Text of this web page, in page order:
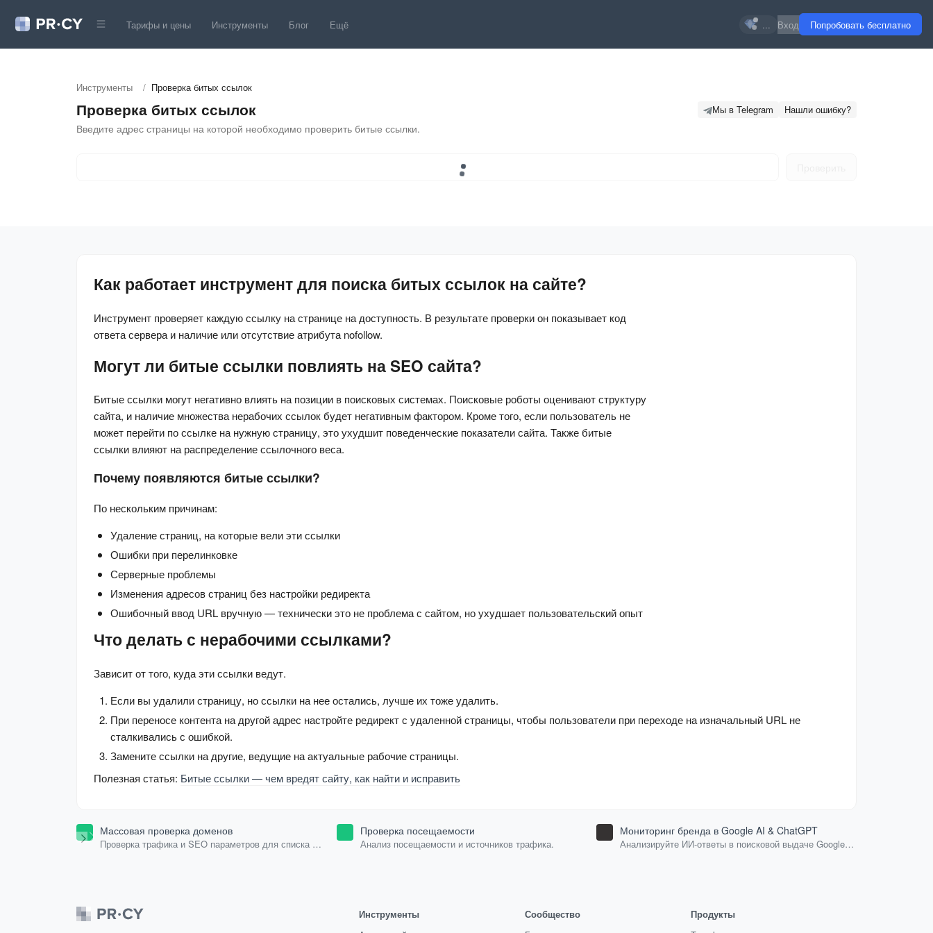
Тарифы и цены Инструменты Блог Ещё ... Вход Попробовать бесплатно
Инструменты / Проверка битых ссылок
Проверка битых ссылок Мы в Telegram Нашли ошибку?
Введите адрес страницы на которой необходимо проверить битые ссылки.
Как работает инструмент для поиска битых ссылок на сайте?
Инструмент проверяет каждую ссылку на странице на доступность. В результате проверки он показывает код
ответа сервера и наличие или отсутствие атрибута nofollow.
Могут ли битые ссылки повлиять на SEO сайта?
Битые ссылки могут негативно влиять на позиции в поисковых системах. Поисковые роботы оценивают структуру
сайта, и наличие множества нерабочих ссылок будет негативным фактором. Кроме того, если пользователь не
может перейти по ссылке на нужную страницу, это ухудшит поведенческие показатели сайта. Также битые
ссылки влияют на распределение ссылочного веса.
Почему появляются битые ссылки?
По нескольким причинам:
Удаление страниц, на которые вели эти ссылки
Ошибки при перелинковке
Серверные проблемы
Изменения адресов страниц без настройки редиректа
Ошибочный ввод URL вручную — технически это не проблема с сайтом, но ухудшает пользовательский опыт
Что делать с нерабочими ссылками?
Зависит от того, куда эти ссылки ведут.
Если вы удалили страницу, но ссылки на нее остались, лучше их тоже удалить.
При переносе контента на другой адрес настройте редирект с удаленной страницы, чтобы пользователи при переходе на изначальный URL не
сталкивались с ошибкой.
Замените ссылки на другие, ведущие на актуальные рабочие страницы.
Полезная статья: Битые ссылки — чем вредят сайту, как найти и исправить
Массовая проверка доменов
Проверка трафика и SEO параметров для списка
Проверка посещаемости
Анализ посещаемости и источников трафика.
Мониторинг бренда в Google AI & ChatGPT
Анализируйте ИИ-ответы в поисковой выдаче Google и
Инструменты
Сообщество
Продукты